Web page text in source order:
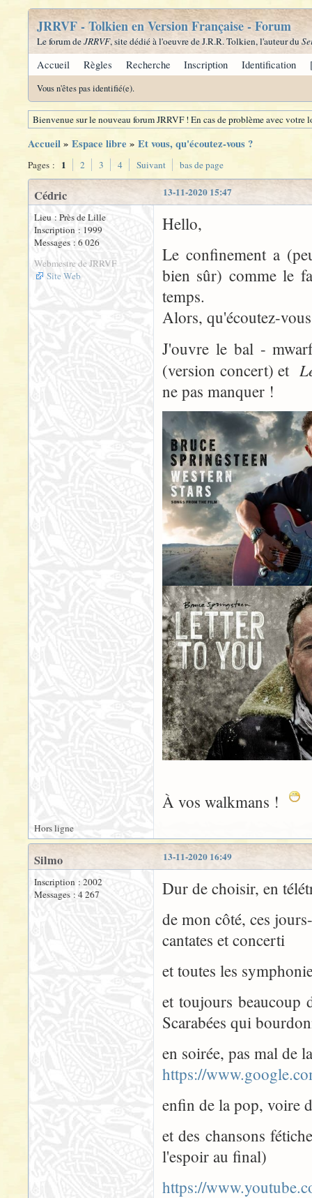
JRRVF - Tolkien en Version Française - Forum
Le forum deJRRVF, site dédié à l'oeuvre de J.R.R. Tolkien, l'auteur du
Accueil Règles Recherche Inscription Identification
Vous n'êtes pas identifié(e).
Bienvenue sur le nouveau forum JRRVF ! En cas de problème avec
Accueil» Espace libre » Et vous, qu'écoutez-vous ?
Pages : 1 2 3 4 Suivant bas de page
13-11-2020 15:47
Cédric
Lieu : Près de Lille
Inscription : 1999
Messages : 6 026
Webmestre de JRRVF
Site Web
Hello,
Le confinement a
bien sûr) comme le
temps.
Alors, qu'écoutez-
J'ouvre le bal -
(version concert) et
ne pas manquer !
À vos walkmans !
Hors ligne
13-11-2020 16:49
Silmo
Inscription : 2002
Messages : 4 267
Dur de choisir, en
de mon côté, ces
cantates et concerti
et toutes les
et toujours beaucoup
Scarabées qui
en soirée, pas mal de
https://
enfin de la pop, voire
et des chansons
l'espoir au final)
https://